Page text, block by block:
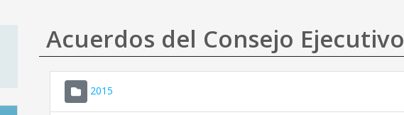
Acuerdos del Consejo Ejecutivo
2015